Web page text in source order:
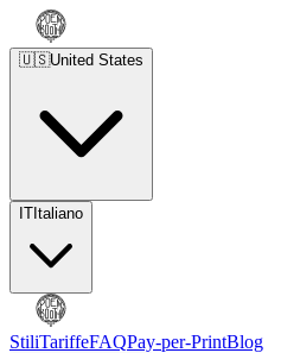
🇺🇸United States
IT Italiano
StiliTariffeFAQPay-per-PrintBlog